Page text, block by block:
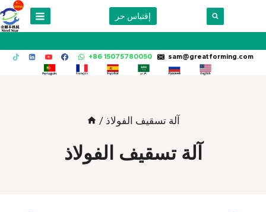
Skip
to
إقتباس حر
+86 15075780050 sam@greatforming.com
/ آلة تسقيف الفولاذ
آلة تسقيف الفولاذ